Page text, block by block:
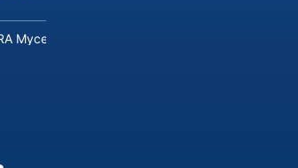
Mycenter-HX300iG/400 BAZ